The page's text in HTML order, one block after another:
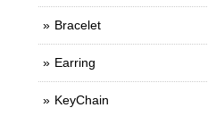
Bracelet
Earring
KeyChain